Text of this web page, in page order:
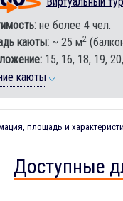
не более 4 чел.
каюты:~ 25 м2
15, 16, 18, 19,
каюты
площадь и
Доступные